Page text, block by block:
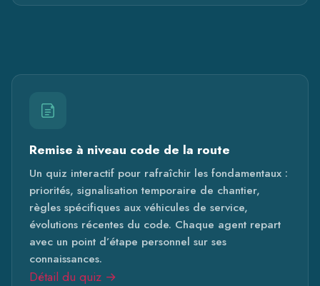
Remise à niveau code de la route
Un quiz interactif pour rafraîchir les fondamentaux :
priorités, signalisation temporaire de chantier,
règles spécifiques aux véhicules de service,
évolutions récentes du code. Chaque agent repart
avec un point d’étape personnel sur ses
connaissances.
Détail du quiz →